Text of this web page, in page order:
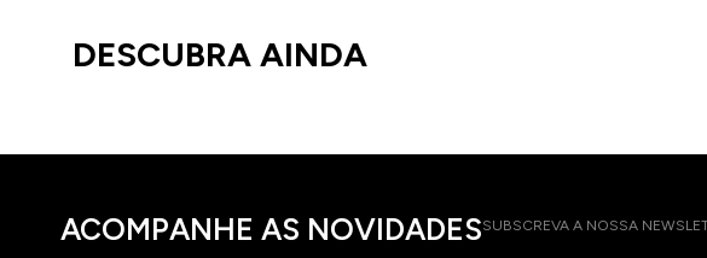
DESCUBRA AINDA
ACOMPANHE AS NOVIDADESSUBSCREVA A NOSSA